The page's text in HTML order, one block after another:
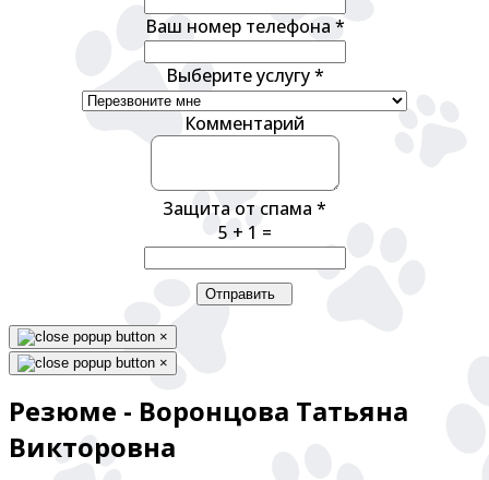
Ваш номер телефона *
Выберите услугу*
Комментарий
Защита от спама *
5 + 1 =
Отправить
×
×
Резюме - Воронцова Татьяна
Викторовна